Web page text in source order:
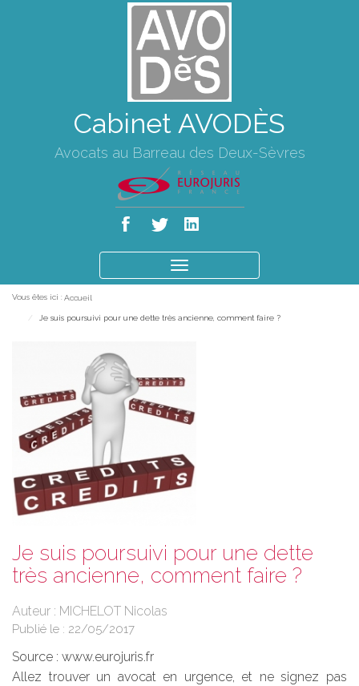
Cabinet AVODÈS
Avocats au Barreau des Deux-Sèvres
le
Vous êtes ici : Accueil
Je suis poursuivi pour une dette très ancienne, comment faire ?
Je suis poursuivi pour une dette
très ancienne, comment faire ?
Auteur : MICHELOT Nicolas
Publié le : 22/05/2017
Source : www.eurojuris.fr
Allez trouver un avocat en urgence, et ne signez pas